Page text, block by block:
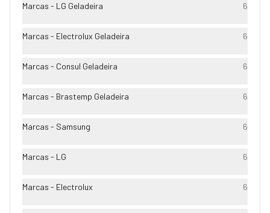
Marcas - LG Geladeira 6
Marcas - Electrolux Geladeira 6
Marcas - Consul Geladeira 6
Marcas - Brastemp Geladeira 6
Marcas - Samsung 6
Marcas - LG 6
Marcas - Electrolux 6